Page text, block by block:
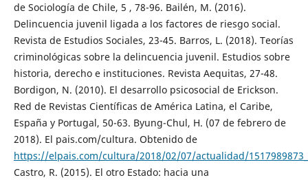
de Sociología de Chile, 5 , 78-96. Bailén, M. (2016).
Delincuencia juvenil ligada a los factores de riesgo social.
Revista de Estudios Sociales, 23-45. Barros, L. (2018). Teorías
criminológicas sobre la delincuencia juvenil. Estudios sobre
historia, derecho e instituciones. Revista Aequitas, 27-48.
Bordigon, N. (2010). El desarrollo psicosocial de Erickson.
Red de Revistas Científicas de América Latina, el Caribe,
España y Portugal, 50-63. Byung-Chul, H. (07 de febrero de
2018). El pais.com/cultura. Obtenido de
https://elpais.com/cultura/2018/02/07/actualidad/
Castro, R. (2015). El otro Estado: hacia una